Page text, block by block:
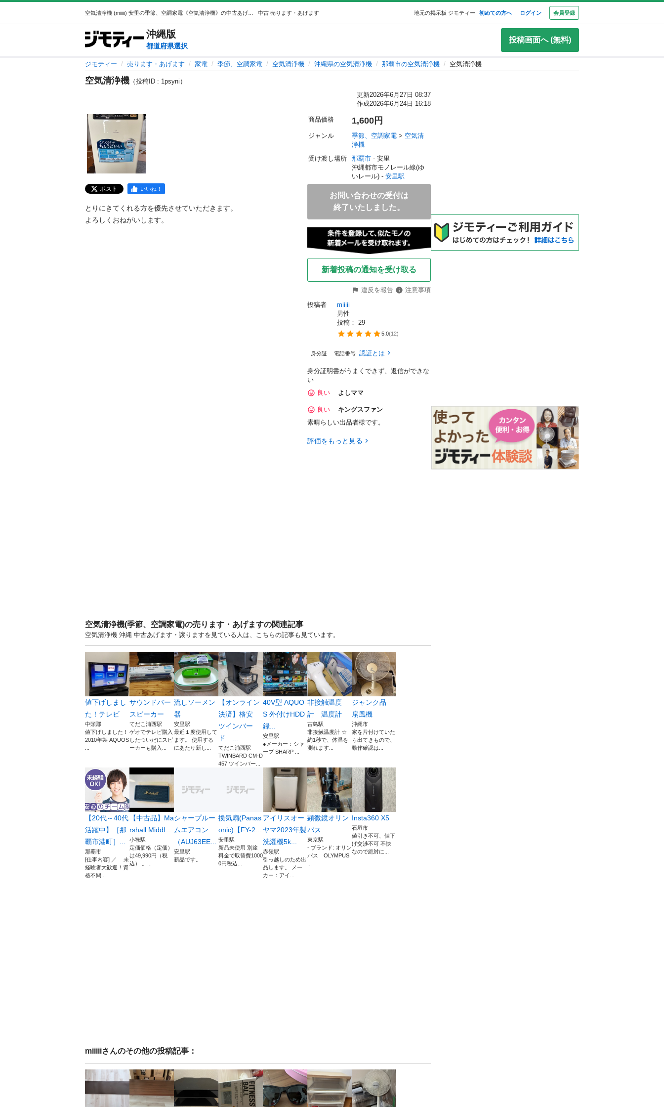
中古 売ります・あげます 地元の掲示板 ジモティー 初めての方へ ログイン 会員登録
沖縄版
都道府県選択
投稿画面へ (無料)
ジモティー 売ります・あげます 家電 季節、空調家電 空気清浄機 沖縄県の空気清浄機 那覇市の空気清浄機 空気清浄機
空気清浄機 （投稿ID : 1psyni）
更新2026年6月27日 08:37
作成2026年6月24日 16:18
ポスト いいね！
とりにきてくれる方を優先させていただきます。
よろしくおねがいします。
商品価格 1,600円
ジャンル 季節、空調家電 > 空気清
浄機
受け渡し場所
那覇市 - 安里
沖縄都市モノレール線(ゆ
いレール) - 安里駅
お問い合わせの受付は
終了いたしました。
新着投稿の通知を受け取る
違反を報告
注意事項
投稿者
miiiii
男性
投稿： 29
5.0(12)
身分証 電話番号 認証とは
身分証明書がうまくできず、返信ができな
い
良い
よしママ
良い
キングスファン
素晴らしい出品者様です。
評価をもっと見る
空気清浄機(季節、空調家電)の売ります・あげますの関連記事
空気清浄機 沖縄 中古あげます・譲りますを見ている人は、こちらの記事も見ています。
値下げしまし
た！テレビ
中頭郡
値下げしました！
2010年製 AQUOS
サウンドバー
スピーカー
てだこ浦西駅
ゲオでテレビ購入
したついだにスピ
ーカーも購入...
流しソーメン
器
安里駅
最近１度使用して
ます。 使用する
にあたり新し...
【オンライン
決済】格安
ツインバー
ド ...
てだこ浦西駅
TWINBARD CM-D
457 ツインバー...
40V型 AQUO
S 外付けHDD
録...
安里駅
●メーカー：シャ
ープ SHARP ...
非接触温度
計 温度計
古島駅
非接触温度計 ☆
約1秒で、体温を
測れます...
ジャンク品
扇風機
沖縄市
家を片付けていた
ら出てきもので、
動作確認は...
【20代～40代
活躍中】［那
覇市港町］...
那覇市
[仕事内容] ／ 未
経験者大歓迎！資
格不問...
【中古品】Ma
rshall Middl...
小禄駅
定価価格（定価）
は49,990円（税
込） 。...
シャープルー
ムエアコン
（AUJ63EE...
安里駅
新品です。
換気扇(Panas
onic)【FY-2...
安里駅
新品未使用 別途
料金で取替費1000
0円税込...
アイリスオー
ヤマ2023年製
洗濯機5k...
赤嶺駅
引っ越しのため出
品します。 メー
カー：アイ...
顕微鏡オリン
パス
東京駅
- ブランド: オリン
パス OLYMPUS
Insta360 X5
石垣市
値引き不可、値下
げ交渉不可 不快
なので絶対に...
miiiiiさんのその他の投稿記事：